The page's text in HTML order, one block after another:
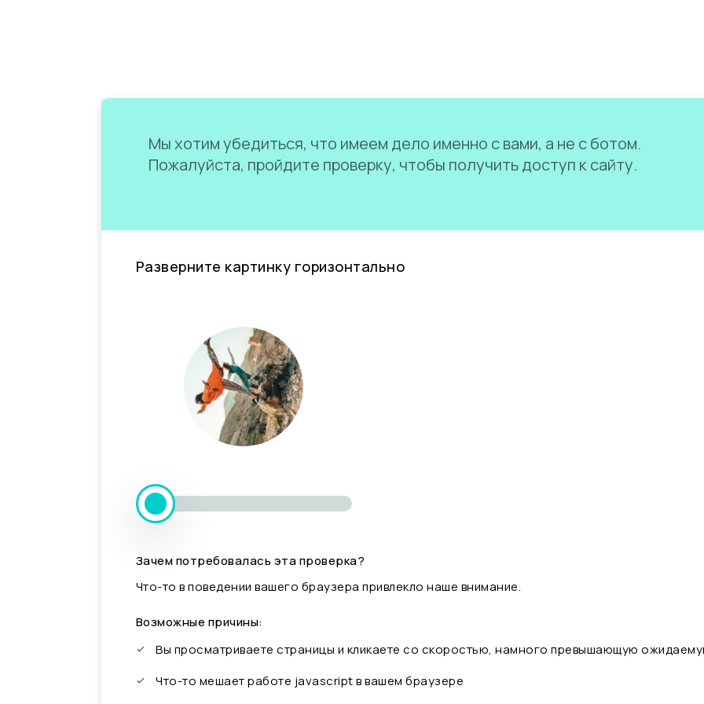
Мы хотим убедиться, что имеем дело именно с вами, а не с ботом.
Пожалуйста, пройдите проверку, чтобы получить доступ к сайту.
Разверните картинку горизонтально
Зачем потребовалась эта проверка?
Что-то в поведении вашего браузера привлекло наше внимание.
Возможные причины:
Вы просматриваете страницы и кликаете со скоростью, намного превышающую
Что-то мешает работе javascript в вашем браузере